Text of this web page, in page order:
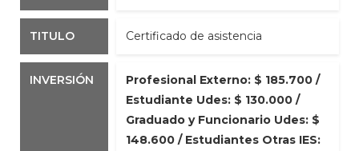
TITULO Certificado de asistencia
INVERSIÓN
Profesional Externo: $ 185.700 /
Estudiante Udes: $ 130.000 /
Graduado y Funcionario Udes: $
148.600 / Estudiantes Otras IES: